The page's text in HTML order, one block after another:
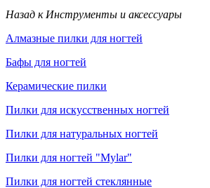
Назад к Инструменты и аксессуары
Алмазные пилки для ногтей
Бафы для ногтей
Керамические пилки
Пилки для искусственных ногтей
Пилки для натуральных ногтей
Пилки для ногтей "Mylar"
Пилки для ногтей стеклянные